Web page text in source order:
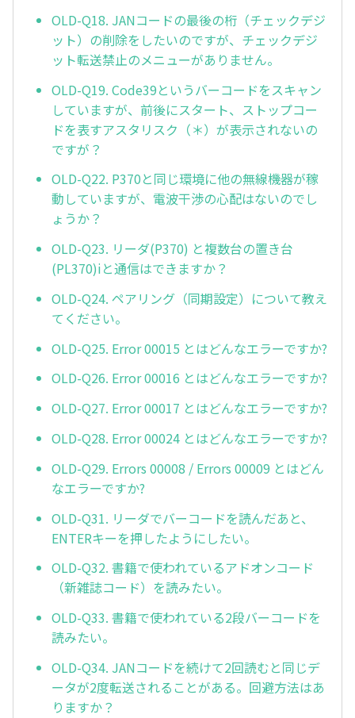
OLD-Q18. JANコードの最後の桁（チェックデジ
ット）の削除をしたいのですが、チェックデジ
ット転送禁止のメニューがありません。
OLD-Q19. Code39というバーコードをスキャン
していますが、前後にスタート、ストップコー
ドを表すアスタリスク（＊）が表示されないの
ですが？
OLD-Q22. P370と同じ環境に他の無線機器が稼
動していますが、電波干渉の心配はないのでし
ょうか？
OLD-Q23. リーダ(P370) と複数台の置き台
(PL370)iと通信はできますか？
OLD-Q24. ペアリング（同期設定）について教え
てください。
OLD-Q25. Error 00015 とはどんなエラーですか?
OLD-Q26. Error 00016 とはどんなエラーですか?
OLD-Q27. Error 00017 とはどんなエラーですか?
OLD-Q28. Error 00024 とはどんなエラーですか?
OLD-Q29. Errors 00008 / Errors 00009 とはどん
なエラーですか?
OLD-Q31. リーダでバーコードを読んだあと、
ENTERキーを押したようにしたい。
OLD-Q32. 書籍で使われているアドオンコード
（新雑誌コード）を読みたい。
OLD-Q33. 書籍で使われている2段バーコードを
読みたい。
OLD-Q34. JANコードを続けて2回読むと同じデ
ータが2度転送されることがある。回避方法はあ
りますか？